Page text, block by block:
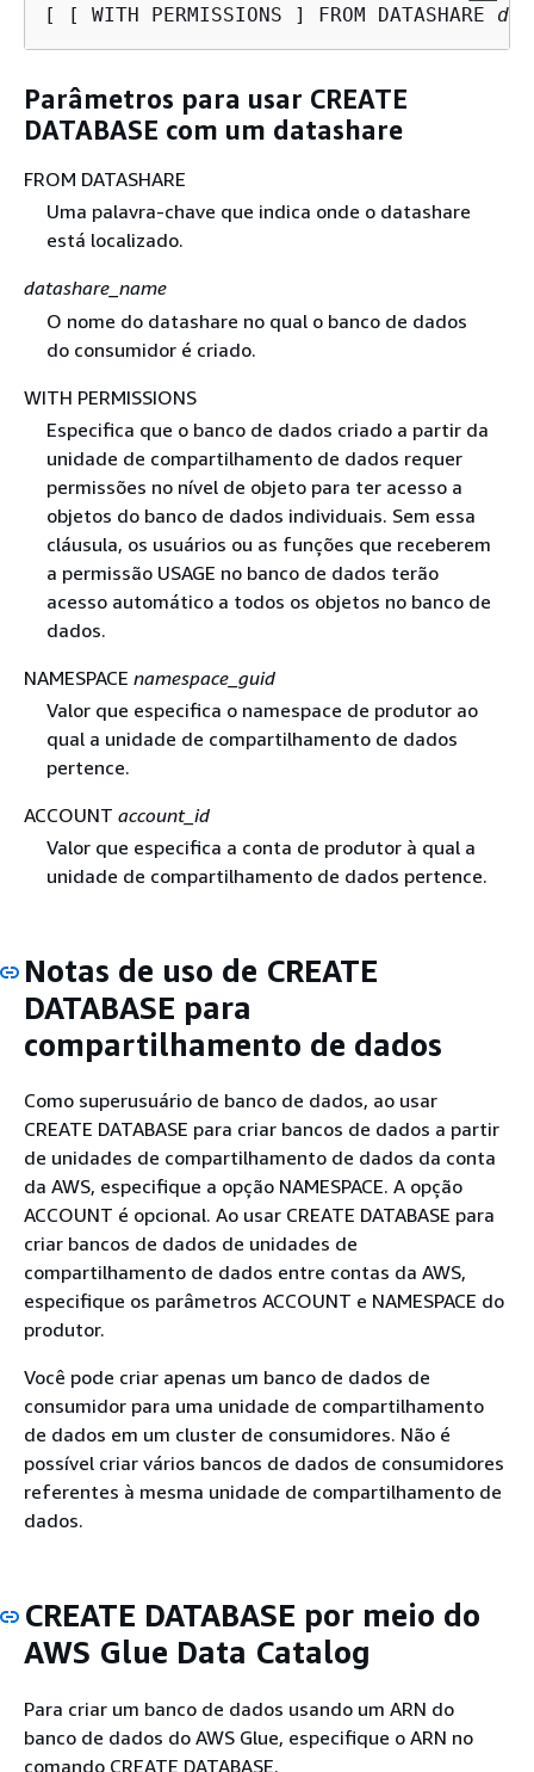
[ [ WITH PERMISSIONS ] FROM DATASHARE
Parâmetros para usar CREATE
DATABASE com um datashare
FROM DATASHARE
Uma palavra-chave que indica onde o datashare
está localizado.
datashare_name
O nome do datashare no qual o banco de dados
do consumidor é criado.
WITH PERMISSIONS
Especifica que o banco de dados criado a partir da
unidade de compartilhamento de dados requer
permissões no nível de objeto para ter acesso a
objetos do banco de dados individuais. Sem essa
cláusula, os usuários ou as funções que receberem
a permissão USAGE no banco de dados terão
acesso automático a todos os objetos no banco de
dados.
NAMESPACE namespace_guid
Valor que especifica o namespace de produtor ao
qual a unidade de compartilhamento de dados
pertence.
ACCOUNT account_id
Valor que especifica a conta de produtor à qual a
unidade de compartilhamento de dados pertence.
Notas de uso de CREATE
DATABASE para
compartilhamento de dados
Como superusuário de banco de dados, ao usar
CREATE DATABASE para criar bancos de dados a partir
de unidades de compartilhamento de dados da conta
da AWS, especifique a opção NAMESPACE. A opção
ACCOUNT é opcional. Ao usar CREATE DATABASE para
criar bancos de dados de unidades de
compartilhamento de dados entre contas da AWS,
especifique os parâmetros ACCOUNT e NAMESPACE do
produtor.
Você pode criar apenas um banco de dados de
consumidor para uma unidade de compartilhamento
de dados em um cluster de consumidores. Não é
possível criar vários bancos de dados de consumidores
referentes à mesma unidade de compartilhamento de
dados.
CREATE DATABASE por meio do
AWS Glue Data Catalog
Para criar um banco de dados usando um ARN do
banco de dados do AWS Glue, especifique o ARN no
comando CREATE DATABASE.